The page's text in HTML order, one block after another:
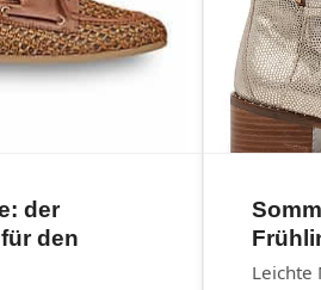
der
den
Leichte